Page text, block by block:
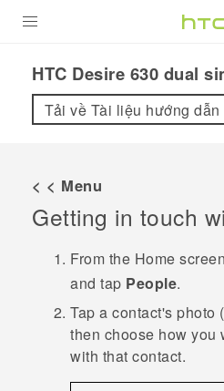
VIVE
VIVERSE
ỨNG DỤNG
HỖ TRỢ
HTC Desire 630 dual
Tải về Tài liệu hướng dẫn
< < Menu
Getting in touch
From the Home
and tap People.
Tap a contact's photo
then choose how you
with that contact.